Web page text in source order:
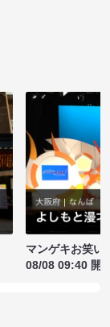
マンゲキお笑い
08/08 09:40 開